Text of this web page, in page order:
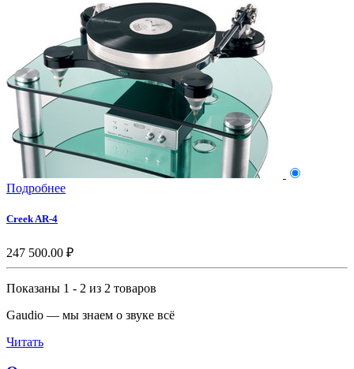
Подробнее
Creek AR-4
247 500.00 ₽
Показаны 1 - 2 из 2 товаров
Gaudio — мы знаем о звуке всё
Читать